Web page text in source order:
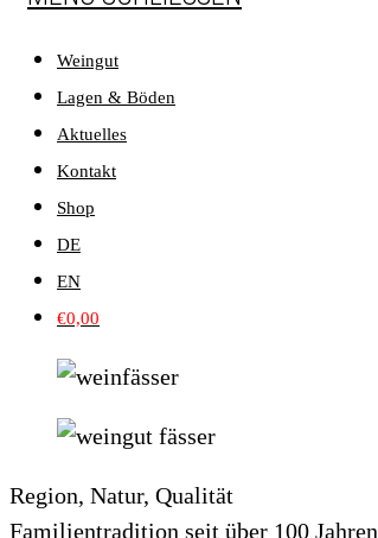
Weingut
Lagen & Böden
Aktuelles
Kontakt
Shop
DE
EN
€0,00
Region, Natur, Qualität
Familientradition seit über 100 Jahren